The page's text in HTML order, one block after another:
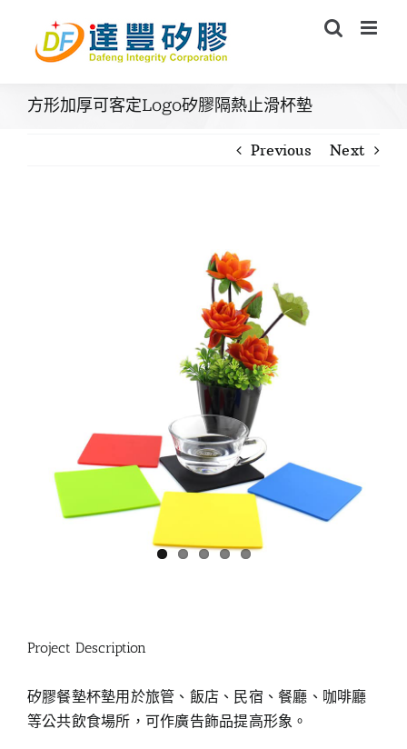
content
方形加厚可客定Logo矽膠隔熱止滑杯墊
Previous Next
Project Description
矽膠餐墊杯墊用於旅管、飯店、民宿、餐廳、咖啡廳
等公共飲食場所，可作廣告飾品提高形象。